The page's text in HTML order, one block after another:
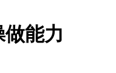
能力